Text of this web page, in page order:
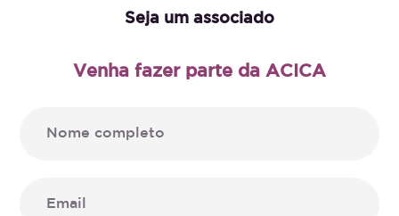
Seja um associado
Venha fazer parte da ACICA